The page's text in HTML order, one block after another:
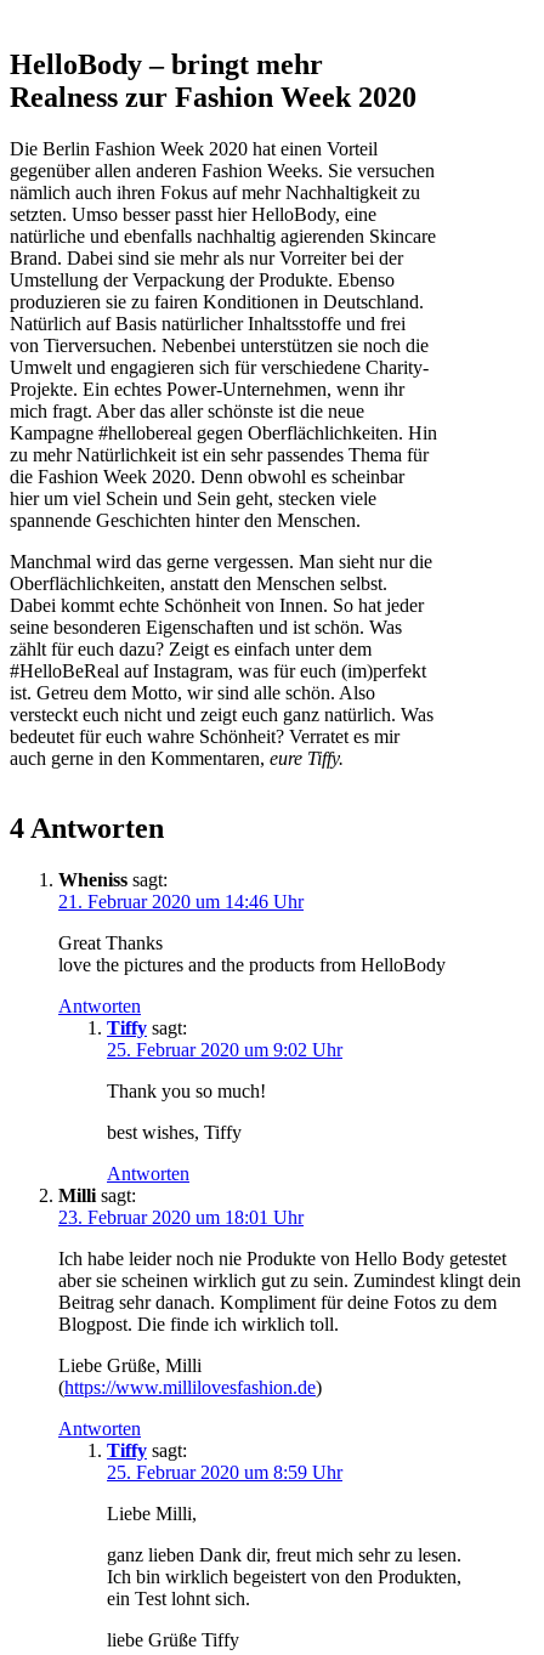
HelloBody – bringt mehr
Realness zur Fashion Week 2020
Die Berlin Fashion Week 2020 hat einen Vorteil
gegenüber allen anderen Fashion Weeks. Sie versuchen
nämlich auch ihren Fokus auf mehr Nachhaltigkeit zu
setzten. Umso besser passt hier HelloBody, eine
natürliche und ebenfalls nachhaltig agierenden Skincare
Brand. Dabei sind sie mehr als nur Vorreiter bei der
Umstellung der Verpackung der Produkte. Ebenso
produzieren sie zu fairen Konditionen in Deutschland.
Natürlich auf Basis natürlicher Inhaltsstoffe und frei
von Tierversuchen. Nebenbei unterstützen sie noch die
Umwelt und engagieren sich für verschiedene Charity-
Projekte. Ein echtes Power-Unternehmen, wenn ihr
mich fragt. Aber das aller schönste ist die neue
Kampagne #hellobereal gegen Oberflächlichkeiten. Hin
zu mehr Natürlichkeit ist ein sehr passendes Thema für
die Fashion Week 2020. Denn obwohl es scheinbar
hier um viel Schein und Sein geht, stecken viele
spannende Geschichten hinter den Menschen.
Manchmal wird das gerne vergessen. Man sieht nur die
Oberflächlichkeiten, anstatt den Menschen selbst.
Dabei kommt echte Schönheit von Innen. So hat jeder
seine besonderen Eigenschaften und ist schön. Was
zählt für euch dazu? Zeigt es einfach unter dem
#HelloBeReal auf Instagram, was für euch (im)perfekt
ist. Getreu dem Motto, wir sind alle schön. Also
versteckt euch nicht und zeigt euch ganz natürlich. Was
bedeutet für euch wahre Schönheit? Verratet es mir
auch gerne in den Kommentaren, eure Tiffy.
4 Antworten
Wheniss sagt:
21. Februar 2020 um 14:46 Uhr
Great Thanks
love the pictures and the products from HelloBody
Antworten
Tiffy sagt:
25. Februar 2020 um 9:02 Uhr
Thank you so much!
best wishes, Tiffy
Antworten
Milli sagt:
23. Februar 2020 um 18:01 Uhr
Ich habe leider noch nie Produkte von Hello Body getestet
aber sie scheinen wirklich gut zu sein. Zumindest klingt dein
Beitrag sehr danach. Kompliment für deine Fotos zu dem
Blogpost. Die finde ich wirklich toll.
Liebe Grüße, Milli
(https://www.millilovesfashion.de)
Antworten
Tiffy sagt:
25. Februar 2020 um 8:59 Uhr
Liebe Milli,
ganz lieben Dank dir, freut mich sehr zu lesen.
Ich bin wirklich begeistert von den Produkten,
ein Test lohnt sich.
liebe Grüße Tiffy